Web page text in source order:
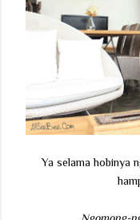
Ya selama hobinya
Ngomong-